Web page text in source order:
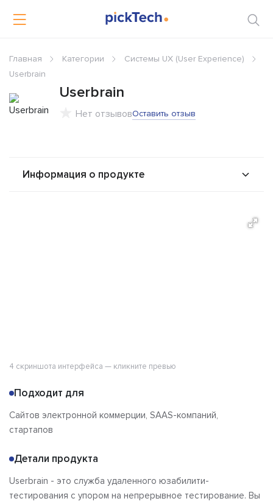
Главная Категории
Системы UX (User Experience)
Userbrain
Userbrain
Нет отзывовОставить отзыв
Информация о продукте
4 скриншота интерфейса — кликните превью
Подходит для
Сайтов электронной коммерции, SAAS-компаний,
стартапов
Детали продукта
Userbrain - это служба удаленного юзабилити-
тестирования с упором на непрерывное тестирование. Вы